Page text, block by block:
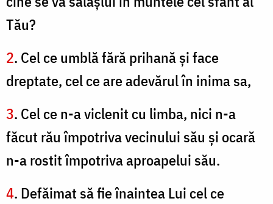
Tău?
2. Cel ce umblă fără prihană şi face
dreptate, cel ce are adevărul în inima sa,
3. Cel ce n-a viclenit cu limba, nici n-a
făcut rău împotriva vecinului său şi ocară
n-a rostit împotriva aproapelui său.
4. Defăimat să fie înaintea Lui cel ce